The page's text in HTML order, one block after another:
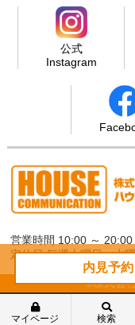
内見予
公式
Instagram
営業時間 10:00 ～ 20:00
定休日 毎週火曜日・水
©株式会
マイページ 検索